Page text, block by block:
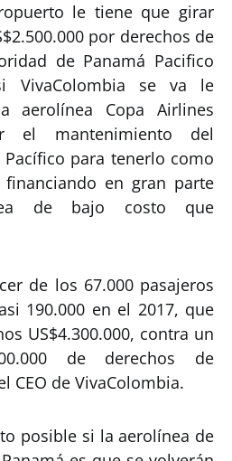
le tiene que girar
por derechos de
de Panamá Pacifico
VivaColombia se va le
aerolínea Copa Airlines
el mantenimiento del
para tenerlo como
en gran parte
de bajo costo que
de los 67.000 pasajeros
190.000 en el 2017, que
US$4.300.000, contra un
de derechos de
CEO de VivaColombia.
posible si la aerolínea de